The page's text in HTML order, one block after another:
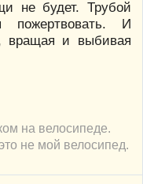
не будет. Трубой
пожертвовать. И
вращая и выбивая
на велосипеде.
не мой велосипед.